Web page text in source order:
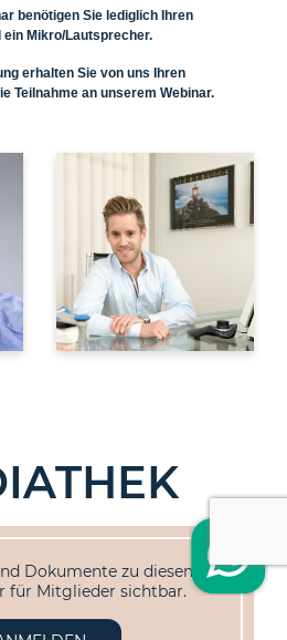
benötigen Sie lediglich Ihren
ein Mikro/Lautsprecher.
erhalten Sie von uns Ihren
Teilnahme an unserem Webinar.
Dokumente zu diesem
für Mitglieder sichtbar.